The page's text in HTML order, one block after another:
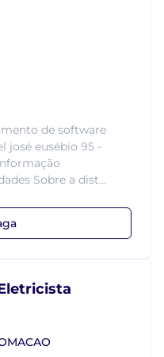
de software
josé eusébio 95 -
Sobre a dist...